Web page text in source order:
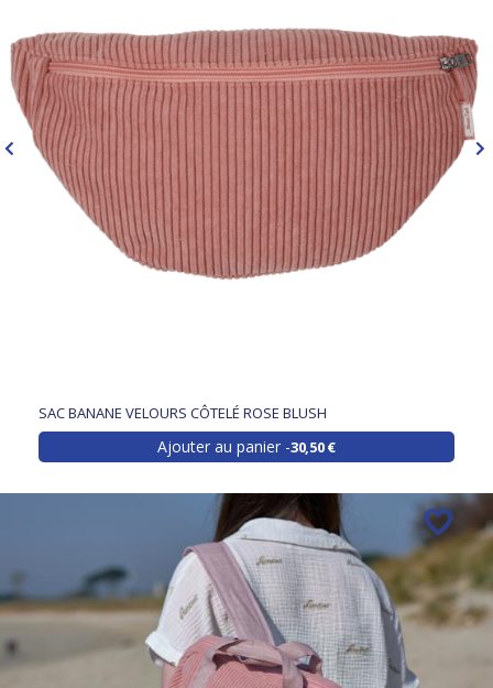
SAC BANANE VELOURS CÔTELÉ ROSE BLUSH
Ajouter au panier 30,50 €